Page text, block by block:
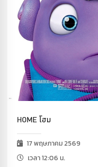
HOME โฮม
17 พฤษภาคม 2569
เวลา 12:06 น.